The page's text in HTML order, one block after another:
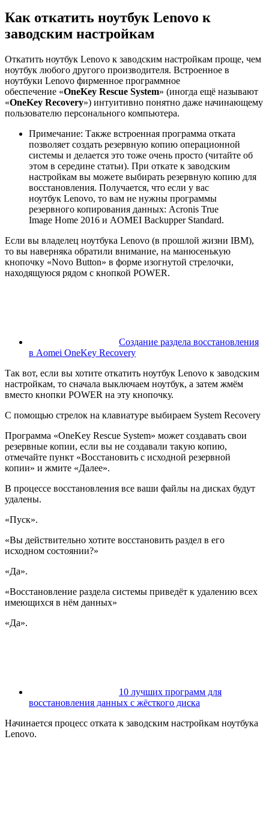
Как откатить ноутбук Lenovo к
заводским настройкам
Откатить ноутбук Lenovo к заводским настройкам проще, чем
ноутбук любого другого производителя. Встроенное в
ноутбуки Lenovo фирменное программное
обеспечение «OneKey Rescue System» (иногда ещё называют
«OneKey Recovery») интуитивно понятно даже начинающему
пользователю персонального компьютера.
Примечание: Также встроенная программа отката
позволяет создать резервную копию операционной
системы и делается это тоже очень просто (читайте об
этом в середине статьи). При откате к заводским
настройкам вы можете выбирать резервную копию для
восстановления. Получается, что если у вас
ноутбук Lenovo, то вам не нужны программы
резервного копирования данных: Acronis True
Image Home 2016 и AOMEI Backupper Standard.
Если вы владелец ноутбука Lenovo (в прошлой жизни IBM),
то вы наверняка обратили внимание, на манюсенькую
кнопочку «Novo Button» в форме изогнутой стрелочки,
находящуюся рядом с кнопкой POWER.
Создание раздела восстановления
в Aomei OneKey Recovery
Так вот, если вы хотите откатить ноутбук Lenovo к заводским
настройкам, то сначала выключаем ноутбук, а затем жмём
вместо кнопки POWER на эту кнопочку.
С помощью стрелок на клавиатуре выбираем System Recovery
Программа «OneKey Rescue System» может создавать свои
резервные копии, если вы не создавали такую копию,
отмечайте пункт «Восстановить с исходной резервной
копии» и жмите «Далее».
В процессе восстановления все ваши файлы на дисках будут
удалены.
«Пуск».
«Вы действительно хотите восстановить раздел в его
исходном состоянии?»
«Да».
«Восстановление раздела системы приведёт к удалению всех
имеющихся в нём данных»
«Да».
10 лучших программ для
восстановления данных с жёсткого диска
Начинается процесс отката к заводским настройкам ноутбука
Lenovo.